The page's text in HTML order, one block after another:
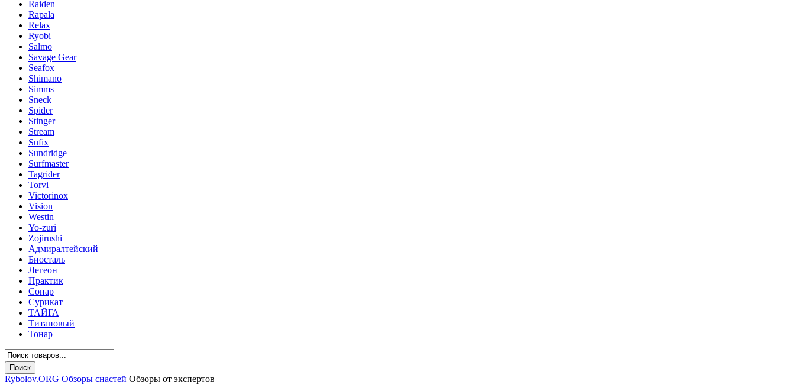
Raiden
Rapala
Relax
Ryobi
Salmo
Savage Gear
Seafox
Shimano
Simms
Sneck
Spider
Stinger
Stream
Sufix
Sundridge
Surfmaster
Tagrider
Torvi
Victorinox
Vision
Westin
Yo-zuri
Zojirushi
Адмиралтейский
Биосталь
Легеон
Практик
Сонар
Сурикат
ТАЙГА
Титановый
Тонар
Rybolov.ORG Обзоры снастей Обзоры от экспертов